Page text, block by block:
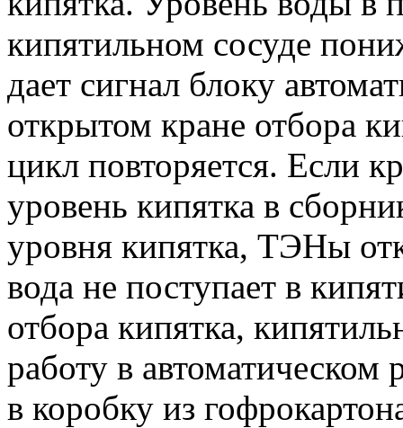
кипятильном сосуде
дает сигнал блоку
открытом кране отбора
цикл повторяется. Если
уровень кипятка в
уровня кипятка, ТЭНы
вода не поступает в
отбора кипятка,
работу в
в коробку из